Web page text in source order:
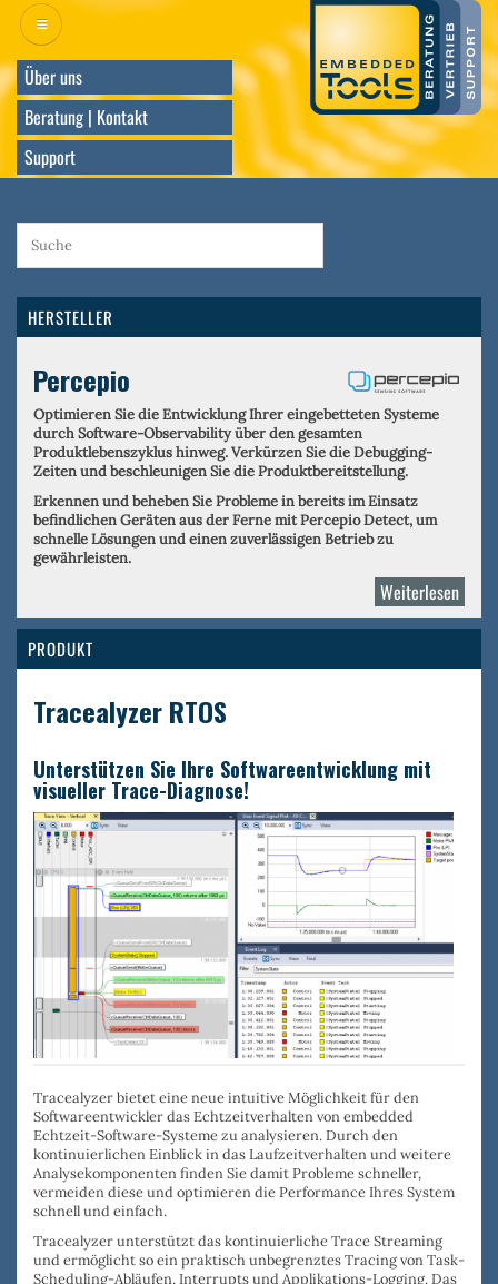
Direkt
zum
InhaltÜber uns
Beratung | Kontakt
Support
HERSTELLER
Percepio
Optimieren Sie die Entwicklung Ihrer eingebetteten Systeme
durch Software-Observability über den gesamten
Produktlebenszyklus hinweg. Verkürzen Sie die Debugging-
Zeiten und beschleunigen Sie die Produktbereitstellung.
Erkennen und beheben Sie Probleme in bereits im Einsatz
befindlichen Geräten aus der Ferne mit Percepio Detect, um
schnelle Lösungen und einen zuverlässigen Betrieb zu
gewährleisten.
Weiterlesen
PRODUKT
Tracealyzer RTOS
Unterstützen Sie Ihre Softwareentwicklung mit
visueller Trace-Diagnose!
Tracealyzer bietet eine neue intuitive Möglichkeit für den
Softwareentwickler das Echtzeitverhalten von embedded
Echtzeit-Software-Systeme zu analysieren. Durch den
kontinuierlichen Einblick in das Laufzeitverhalten und weitere
Analysekomponenten finden Sie damitProbleme schneller,
vermeiden diese und optimieren die PerformanceIhres System
schnell und einfach.
Tracealyzerunterstützt daskontinuierliche Trace Streaming
und ermöglicht so ein praktisch unbegrenztes Tracing von Task-
Scheduling-Abläufen, Interrupts und Applikations-Logging. Das